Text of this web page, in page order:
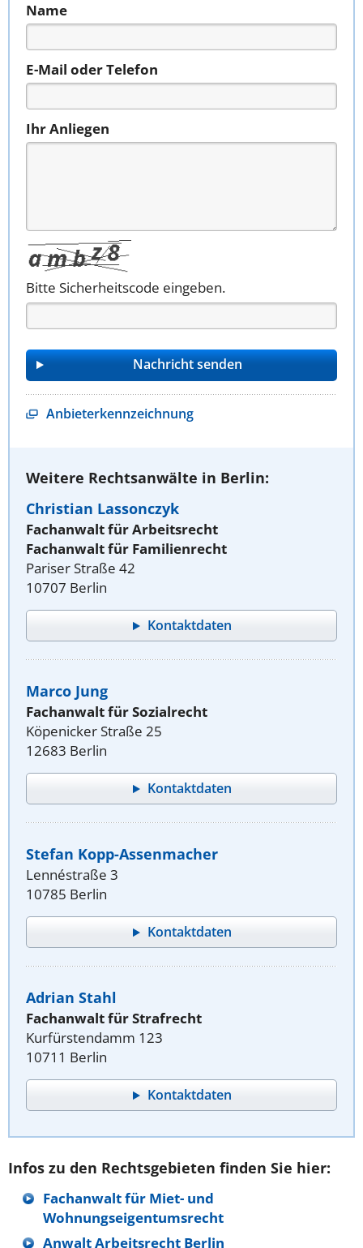
Name
E-Mail oder Telefon
Ihr Anliegen
Bitte Sicherheitscode eingeben.
Anbieterkennzeichnung
Weitere Rechtsanwälte in Berlin:
Christian Lassonczyk
Fachanwalt für Arbeitsrecht
Fachanwalt für Familienrecht
Pariser Straße 42
10707 Berlin
Kontaktdaten
Marco Jung
Fachanwalt für Sozialrecht
Köpenicker Straße 25
12683 Berlin
Kontaktdaten
Stefan Kopp-Assenmacher
Lennéstraße 3
10785 Berlin
Kontaktdaten
Adrian Stahl
Fachanwalt für Strafrecht
Kurfürstendamm 123
10711 Berlin
Kontaktdaten
Infos zu den Rechtsgebieten finden Sie hier:
Fachanwalt für Miet- und
Wohnungseigentumsrecht
Anwalt Arbeitsrecht Berlin